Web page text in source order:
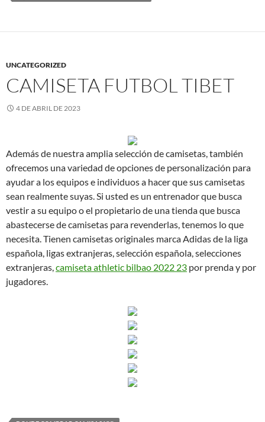
UNCATEGORIZED
CAMISETA FUTBOL TIBET
4 DE ABRIL DE 2023
Además de nuestra amplia selección de camisetas, también
ofrecemos una variedad de opciones de personalización para
ayudar a los equipos e individuos a hacer que sus camisetas
sean realmente suyas. Si usted es un entrenador que busca
vestir a su equipo o el propietario de una tienda que busca
abastecerse de camisetas para revenderlas, tenemos lo que
necesita. Tienen camisetas originales marca Adidas de la liga
española, ligas extranjeras, selección española, selecciones
extranjeras,camiseta athletic bilbao 2022 23 por prenda y por
jugadores.